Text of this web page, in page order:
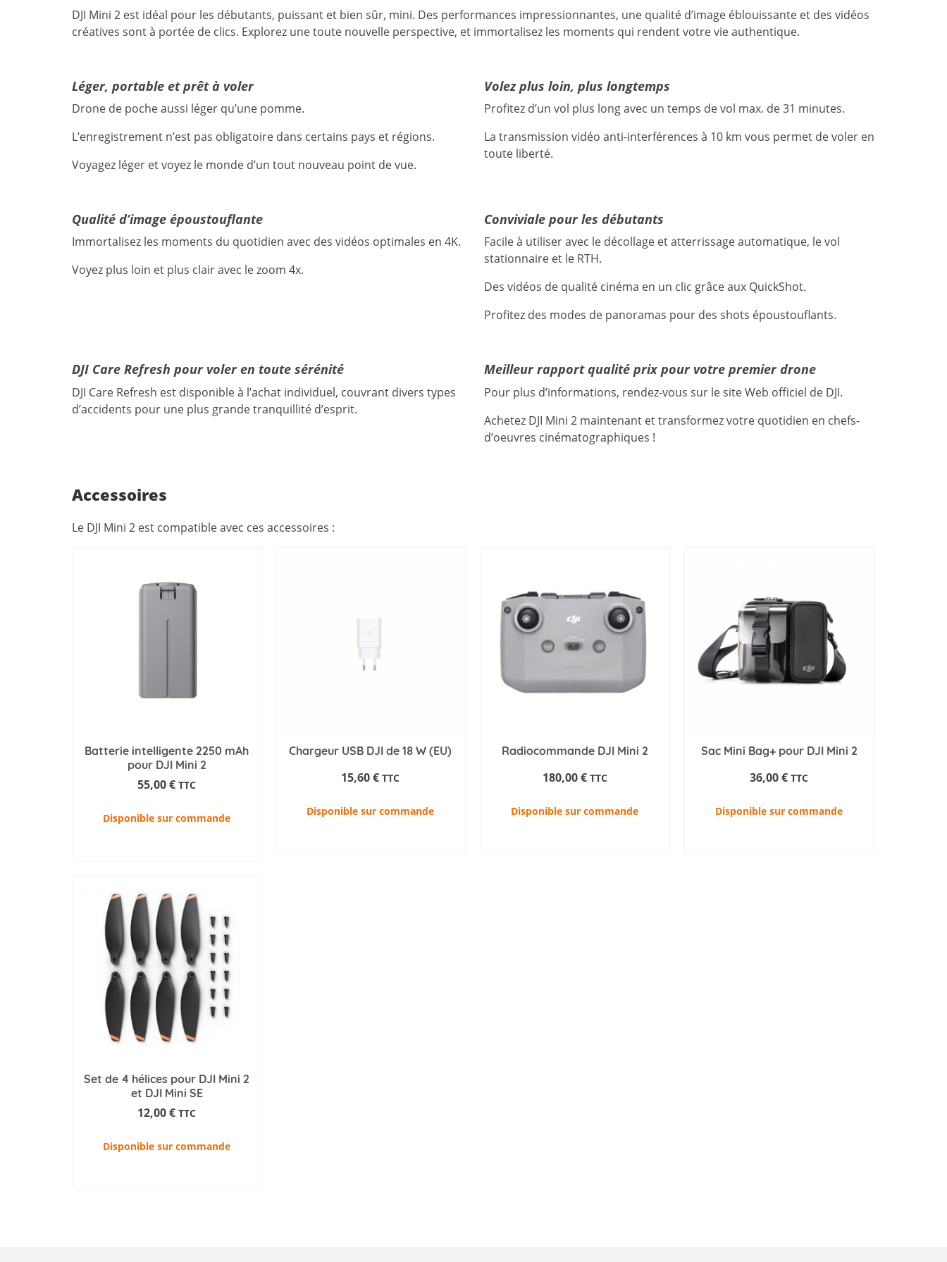
DJI Mini 2 est idéal pour les débutants, puissant et bien sûr, mini. Des performances impressionnantes, une qualité d’image éblouissante et des vidéos
créatives sont à portée de clics. Explorez une toute nouvelle perspective, et immortalisez les moments qui rendent votre vie authentique.
Léger, portable et prêt à voler
Drone de poche aussi léger qu’une pomme.
L’enregistrement n’est pas obligatoire dans certains pays et régions.
Voyagez léger et voyez le monde d’un tout nouveau point de vue.
Volez plus loin, plus longtemps
Profitez d’un vol plus long avec un temps de vol max. de 31 minutes.
La transmission vidéo anti-interférences à 10 km vous permet de voler en
toute liberté.
Qualité d’image époustouflante
Immortalisez les moments du quotidien avec des vidéos optimales en 4K.
Voyez plus loin et plus clair avec le zoom 4x.
Conviviale pour les débutants
Facile à utiliser avec le décollage et atterrissage automatique, le vol
stationnaire et le RTH.
Des vidéos de qualité cinéma en un clic grâce aux QuickShot.
Profitez des modes de panoramas pour des shots époustouflants.
DJI Care Refresh pour voler en toute sérénité
DJI Care Refresh est disponible à l’achat individuel, couvrant divers types
d’accidents pour une plus grande tranquillité d’esprit.
Meilleur rapport qualité prix pour votre premier drone
Pour plus d’informations, rendez-vous sur le site Web officiel de DJI.
Achetez DJI Mini 2 maintenant et transformez votre quotidien en chefs-
d’oeuvres cinématographiques !
Accessoires
Le DJI Mini 2 est compatible avec ces accessoires :
Batterie intelligente 2250 mAh
pour DJI Mini 2
55,00€ TTC
Disponible sur commande
Chargeur USB DJI de 18 W (EU)
15,60€ TTC
Disponible sur commande
Radiocommande DJI Mini 2
180,00€ TTC
Disponible sur commande
Sac Mini Bag+ pour DJI Mini 2
36,00€ TTC
Disponible sur commande
Set de 4 hélices pour DJI Mini 2
et DJI Mini SE
12,00€ TTC
Disponible sur commande